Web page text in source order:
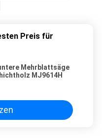
Preis für
Mehrblattsäge
MJ9614H